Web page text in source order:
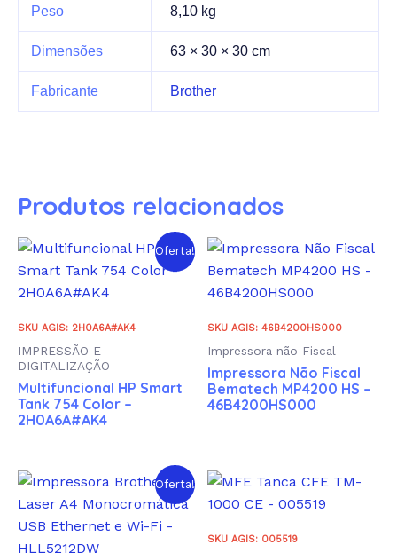
Peso 8,10 kg
Dimensões 63 × 30 × 30 cm
Fabricante Brother
Produtos relacionados
Oferta!
SKU AGIS: 2H0A6A#AK4
IMPRESSÃO E
DIGITALIZAÇÃO
Multifuncional HP Smart
Tank 754 Color –
2H0A6A#AK4
SKU AGIS: 46B4200HS000
Impressora não Fiscal
Impressora Não Fiscal
Bematech MP4200 HS –
46B4200HS000
Oferta!
SKU AGIS: 005519